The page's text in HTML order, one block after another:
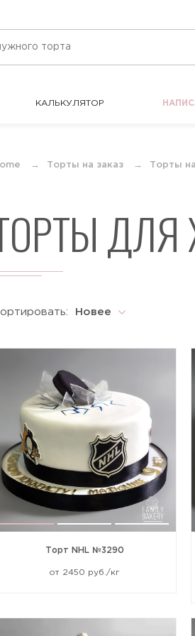
КАЛЬКУЛЯТОР
Торты на заказ Торты
ДЛЯ
Новее
По возрастанию
По убыванию цены
По популярности
Торт NHL №3290
от 2450 руб./кг